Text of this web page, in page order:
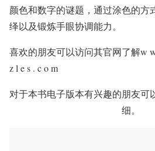
颜色和数字的谜题，通过涂色的方
绎以及锻炼手眼协调能力。
喜欢的朋友可以访问其官网了解w w
z l e s . c o m
对于本书电子版本有兴趣的朋友可
细。